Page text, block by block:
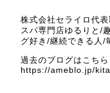
2025年12月
2025年11月
2025年10月
株式会社セライロ代
スパ専門店ゆるりと/
グ好き/継続できる人/
過去のブログはこちら
https://ameblo.jp/